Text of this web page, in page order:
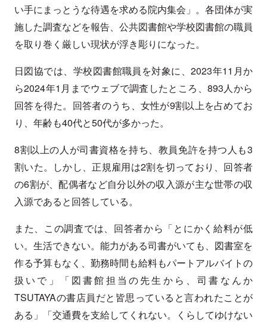
い手にまっとうな待遇を求める院内集会」。各団体が実
施した調査などを報告、公共図書館や学校図書館の職員
を取り巻く厳しい現状が浮き彫りになった。
日図協では、学校図書館職員を対象に、2023年11月か
ら2024年1月までウェブで調査したところ、893人から
回答を得た。回答者のうち、女性が9割以上を占めてお
り、年齢も40代と50代が多かった。
8割以上の人が司書資格を持ち、教員免許を持つ人も3
割いた。しかし、正規雇用は2割を切っており、回答者
の6割が、配偶者など自分以外の収入源が主な世帯の収
入源であると回答している。
また、この調査では、回答者から「とにかく給料が低
い。生活できない。能力がある司書がいても、図書室を
作る予算もなく、勤務時間も給料もパートアルバイトの
扱いで」「図書館担当の先生から、司書なんか
TSUTAYAの書店員だと皆思っていると言われたことが
ある」「交通費を支給してくれない。くらしてゆけない